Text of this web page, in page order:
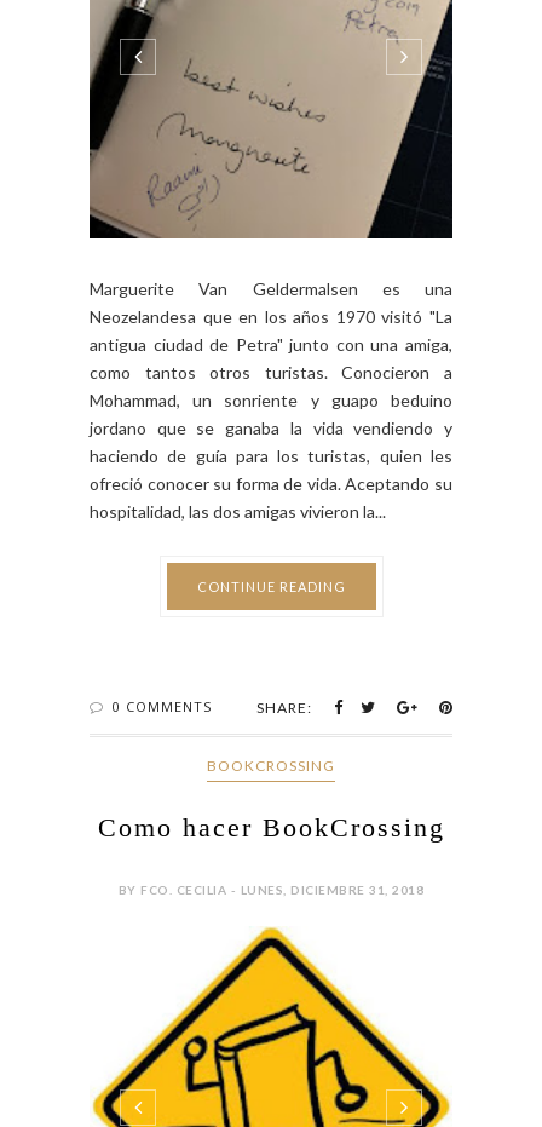
Marguerite Van Geldermalsen es una
Neozelandesa que en los años 1970 visitó "La
antigua ciudad de Petra" junto con una amiga,
como tantos otros turistas. Conocieron a
Mohammad, un sonriente y guapo beduino
jordano que se ganaba la vida vendiendo y
haciendo de guía para los turistas, quien les
ofreció conocer su forma de vida. Aceptando su
hospitalidad, las dos amigas vivieron la...
CONTINUE READING
0 COMMENTS SHARE:
BOOKCROSSING
Como hacer BookCrossing
BY FCO. CECILIA - LUNES, DICIEMBRE 31, 2018